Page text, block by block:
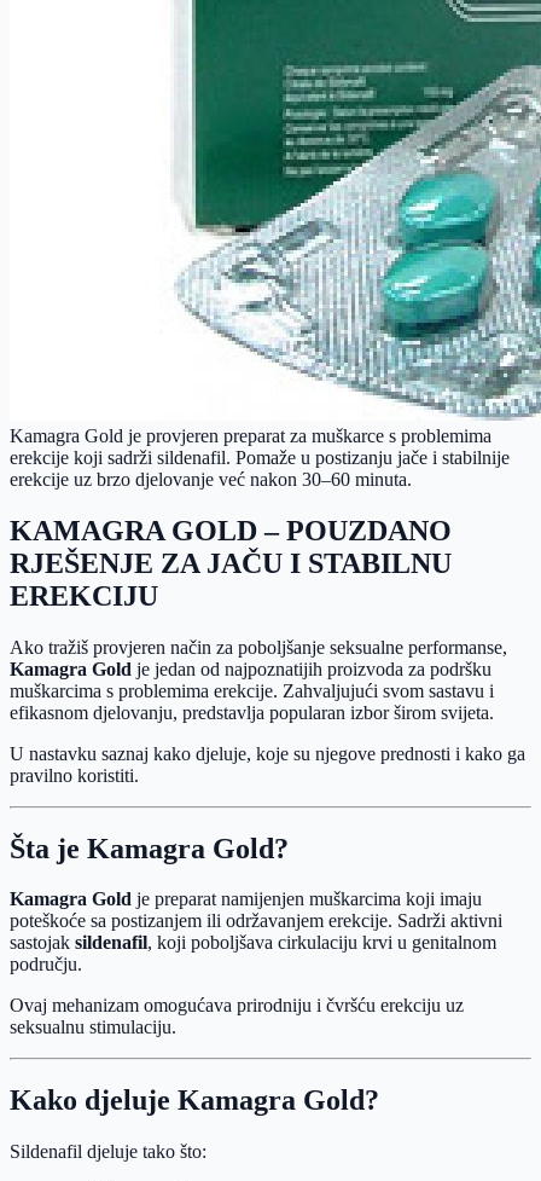
Kamagra Gold je provjeren preparat za muškarce s problemima
erekcije koji sadrži sildenafil. Pomaže u postizanju jače i stabilnije
erekcije uz brzo djelovanje već nakon 30–60 minuta.
KAMAGRA GOLD – POUZDANO
RJEŠENJE ZA JAČU I STABILNU
EREKCIJU
Ako tražiš provjeren način za poboljšanje seksualne performanse,
Kamagra Gold je jedan od najpoznatijih proizvoda za podršku
muškarcima s problemima erekcije. Zahvaljujući svom sastavu i
efikasnom djelovanju, predstavlja popularan izbor širom svijeta.
U nastavku saznaj kako djeluje, koje su njegove prednosti i kako ga
pravilno koristiti.
Šta je Kamagra Gold?
Kamagra Gold je preparat namijenjen muškarcima koji imaju
poteškoće sa postizanjem ili održavanjem erekcije. Sadrži aktivni
sastojak sildenafil, koji poboljšava cirkulaciju krvi u genitalnom
području.
Ovaj mehanizam omogućava prirodniju i čvršću erekciju uz
seksualnu stimulaciju.
Kako djeluje Kamagra Gold?
Sildenafil djeluje tako što: